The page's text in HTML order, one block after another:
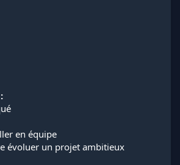
en équipe
évoluer un projet ambitieux